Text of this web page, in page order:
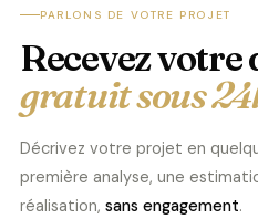
PARLONS DE VOTRE PROJET
Recevez votre
gratuit sous
Décrivez votre projet en
première analyse, une
réalisation, sans engagement.